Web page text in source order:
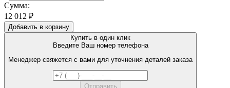
Сумма:
12 012 ₽
Добавить в корзину
Купить в один клик
Введите Ваш номер телефона
Менеджер свяжется с вами для уточнения деталей заказа